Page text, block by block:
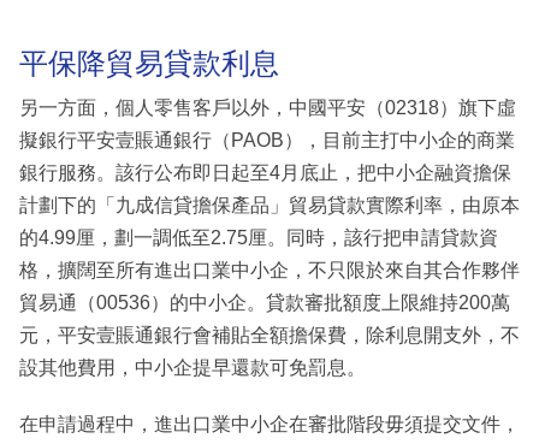
平保降貿易貸款利息
另一方面，個人零售客戶以外，中國平安（02318）旗下虛
擬銀行平安壹賬通銀行（PAOB），目前主打中小企的商業
銀行服務。該行公布即日起至4月底止，把中小企融資擔保
計劃下的「九成信貸擔保產品」貿易貸款實際利率，由原本
的4.99厘，劃一調低至2.75厘。同時，該行把申請貸款資
格，擴闊至所有進出口業中小企，不只限於來自其合作夥伴
貿易通（00536）的中小企。貸款審批額度上限維持200萬
元，平安壹賬通銀行會補貼全額擔保費，除利息開支外，不
設其他費用，中小企提早還款可免罰息。
在申請過程中，進出口業中小企在審批階段毋須提交文件，